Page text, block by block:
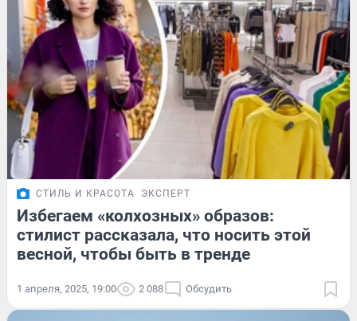
СТИЛЬ И КРАСОТА ЭКСПЕРТ
Избегаем «колхозных» образов:
стилист рассказала, что носить этой
весной, чтобы быть в тренде
1 апреля, 2025, 19:00 2 088 Обсудить